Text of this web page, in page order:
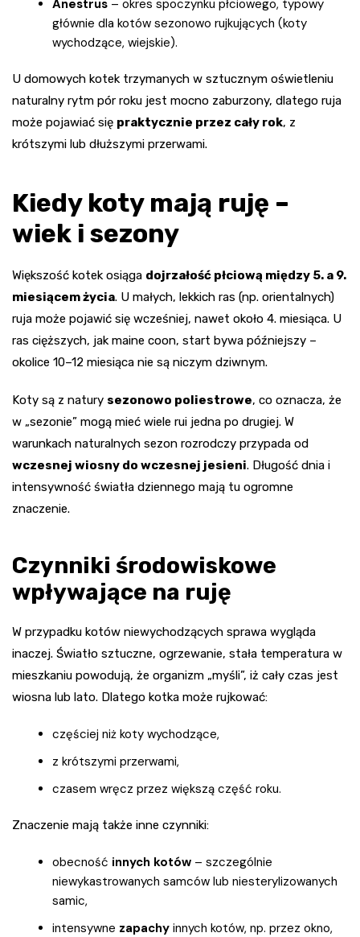
Anestrus – okres spoczynku płciowego, typowy
głównie dla kotów sezonowo rujkujących (koty
wychodzące, wiejskie).
U domowych kotek trzymanych w sztucznym oświetleniu
naturalny rytm pór roku jest mocno zaburzony, dlatego ruja
może pojawiać się praktycznie przez cały rok, z
krótszymi lub dłuższymi przerwami.
Kiedy koty mają ruję –
wiek i sezony
Większość kotek osiąga dojrzałość płciową między 5. a 9.
miesiącem życia. U małych, lekkich ras (np. orientalnych)
ruja może pojawić się wcześniej, nawet około 4. miesiąca. U
ras cięższych, jak maine coon, start bywa późniejszy –
okolice 10–12 miesiąca nie są niczym dziwnym.
Koty są z natury sezonowo poliestrowe, co oznacza, że
w „sezonie” mogą mieć wiele rui jedna po drugiej. W
warunkach naturalnych sezon rozrodczy przypada od
wczesnej wiosny do wczesnej jesieni. Długość dnia i
intensywność światła dziennego mają tu ogromne
znaczenie.
Czynniki środowiskowe
wpływające na ruję
W przypadku kotów niewychodzących sprawa wygląda
inaczej. Światło sztuczne, ogrzewanie, stała temperatura w
mieszkaniu powodują, że organizm „myśli”, iż cały czas jest
wiosna lub lato. Dlatego kotka może rujkować:
częściej niż koty wychodzące,
z krótszymi przerwami,
czasem wręcz przez większą część roku.
Znaczenie mają także inne czynniki:
obecność innych kotów – szczególnie
niewykastrowanych samców lub niesterylizowanych
samic,
intensywne zapachy innych kotów, np. przez okno,